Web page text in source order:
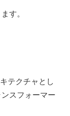
す。
テクチャとし
スフォーマー